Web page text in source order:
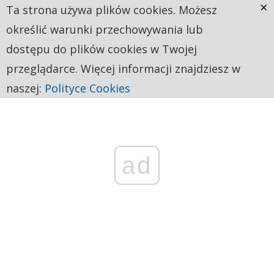
ad
Ta strona używa plików cookies. Możesz
określić warunki przechowywania lub
dostępu do plików cookies w Twojej
przeglądarce. Więcej informacji znajdziesz w
naszej: Polityce Cookies
×